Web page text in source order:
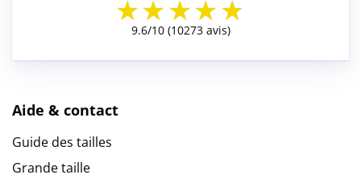
Aide & contact
Guide des tailles
Grande taille